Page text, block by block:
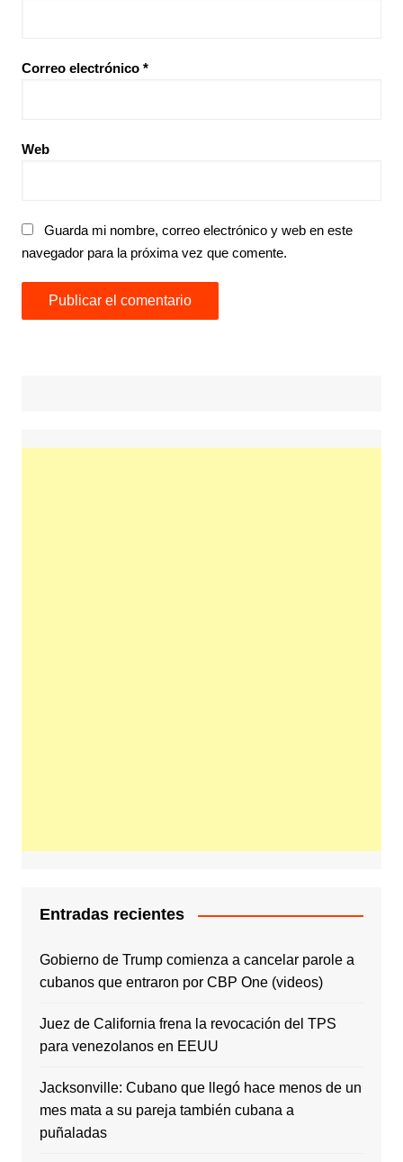
Correo electrónico *
Web
Guarda mi nombre, correo electrónico y web en este
navegador para la próxima vez que comente.
Entradas recientes
Gobierno de Trump comienza a cancelar parole a
cubanos que entraron por CBP One (videos)
Juez de California frena la revocación del TPS
para venezolanos en EEUU
Jacksonville: Cubano que llegó hace menos de un
mes mata a su pareja también cubana a
puñaladas